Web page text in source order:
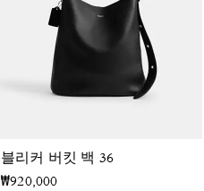
블리커 버킷 백 36
₩920,000